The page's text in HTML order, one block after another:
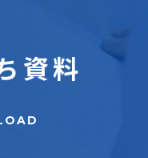
資料